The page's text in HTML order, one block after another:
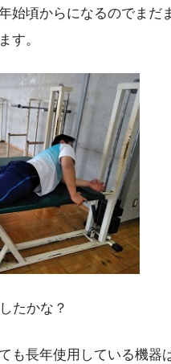
始頃からになるのでまだ
す。
たかな？
も長年使用している機器